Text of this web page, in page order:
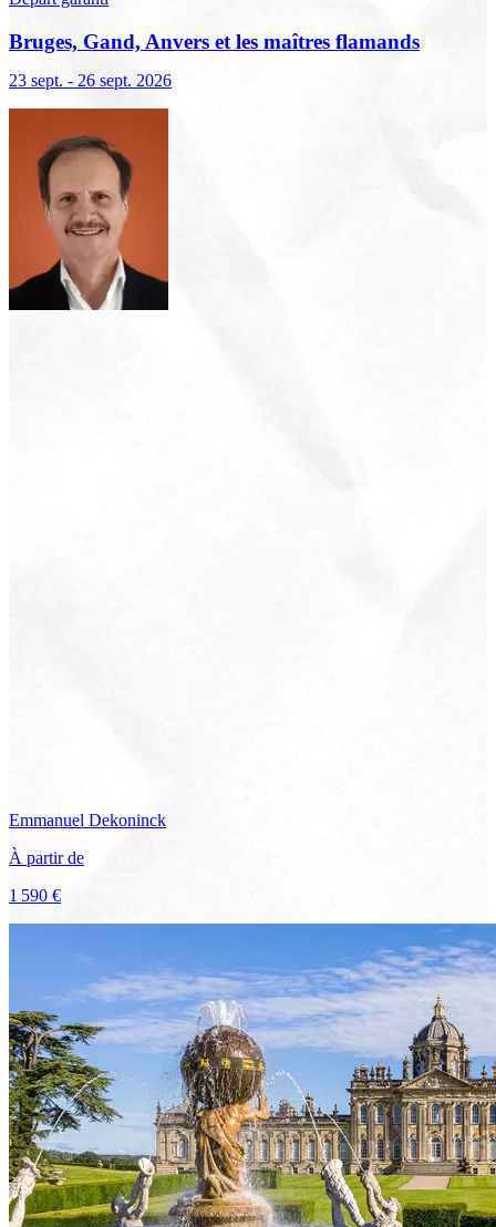
Bruges, Gand, Anvers et les maîtres flamands
23 sept. - 26 sept. 2026
Emmanuel Dekoninck
À partir de
1 590 €